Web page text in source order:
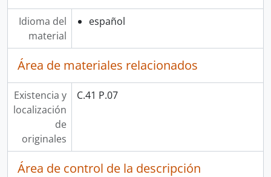
Idioma del
material
español
Área de materiales relacionados
Existencia y
localización
de
originales
C.41 P.07
Área de control de la descripción